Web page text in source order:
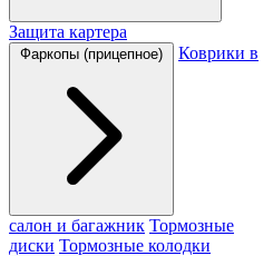
Защита картера
Фаркопы (прицепное) Коврики в
салон и багажник Тормозные
диски Тормозные колодки